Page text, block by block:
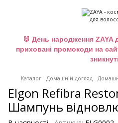
🐰 День народження ZAYA
приховані промокоди на
Каталог Домашній догляд
Elgon Refibra
Шампунь